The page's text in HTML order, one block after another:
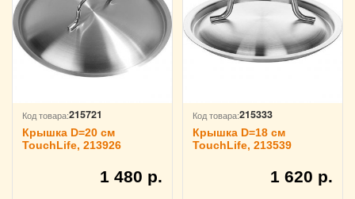
Код товара:215721
Крышка D=20 см
TouchLife, 213926
1 480 р.
Код товара:215333
Крышка D=18 см
TouchLife, 213539
1 620 р.